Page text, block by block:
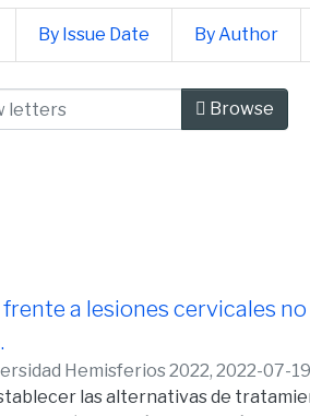
By Issue Date By Author
Ciencias de laBrowse
a lesiones cervicales
Hemisferios 2022, 2022-07-19
las alternativas de